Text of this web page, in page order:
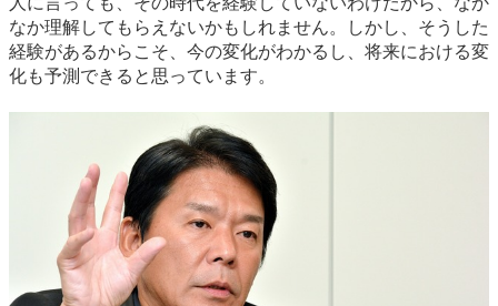
なか理解してもらえないかもしれません。しかし、そうした
経験があるからこそ、今の変化がわかるし、将来における変
化も予測できると思っています。